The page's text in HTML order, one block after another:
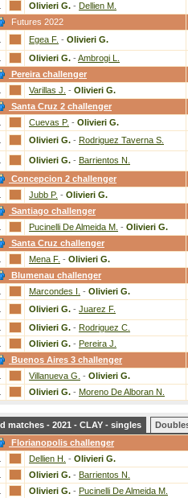
Olivieri G. - Dellien M.
Futures 2022
Egea F. - Olivieri G.
Olivieri G. - Ambrogi L.
Pereira challenger
Varillas J. - Olivieri G.
Santa Cruz 2 challenger
Cuevas P. - Olivieri G.
Olivieri G. - Rodriguez Taverna S.
Olivieri G. - Barrientos N.
Concepcion 2 challenger
Jubb P. - Olivieri G.
Santiago challenger
Pucinelli De Almeida M. - Olivieri G.
Santa Cruz challenger
Mena F. - Olivieri G.
Blumenau challenger
Marcondes I. - Olivieri G.
Olivieri G. - Juarez F.
Olivieri G. - Rodriguez C.
Olivieri G. - Pereira J.
Buenos Aires 3 challenger
Villanueva G. - Olivieri G.
Olivieri G. - Moreno De Alboran N.
matches - 2021 - CLAY - singles
Florianopolis challenger
Dellien H. - Olivieri G.
Olivieri G. - Barrientos N.
Olivieri G. - Pucinelli De Almeida M.